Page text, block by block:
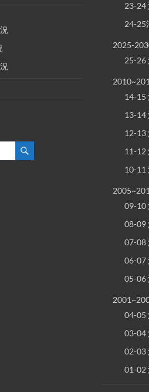
23-24
24-25
2025-
25-26
14-15
13-14
12-13
11-12
10-11
09-10
08-09
07-08
06-07
05-06
04-05
03-04
02-03
01-02